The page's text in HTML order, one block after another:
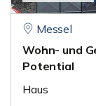
Messel
Wohn- und
Potential
Haus